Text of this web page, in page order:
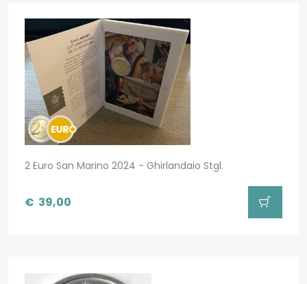
2 Euro San Marino 2024 - Ghirlandaio Stgl.
€ 39,00